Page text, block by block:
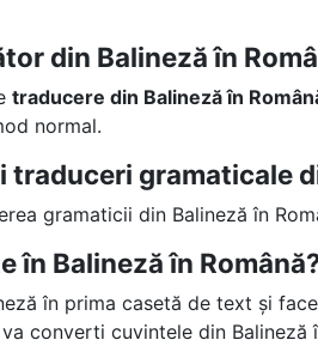
din Balineză în
traducere din Balineză în
normal.
gramaticale
gramaticii din Balineză în
în Balineză în
în prima casetă de text și
converti cuvintele din Balineză